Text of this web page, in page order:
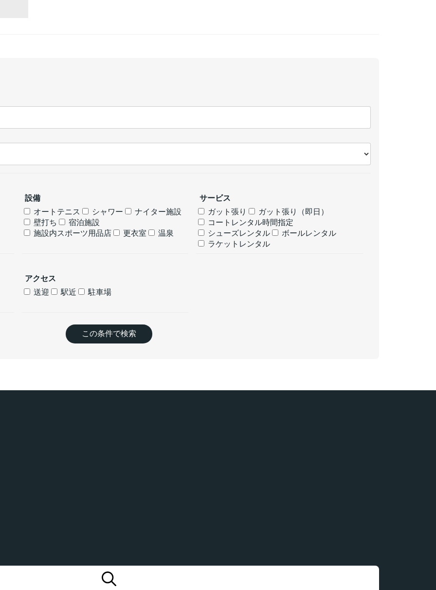
設備
オートテニス
シャワー
ナイター施設
壁打ち
宿泊施設
施設内スポーツ用品店
更衣室 温泉
サービス
ガット張り
ガット張り（即日）
コートレンタル時間指定
シューズレンタル
ボールレンタル
ラケットレンタル
アクセス
送迎
駅近 駐車場